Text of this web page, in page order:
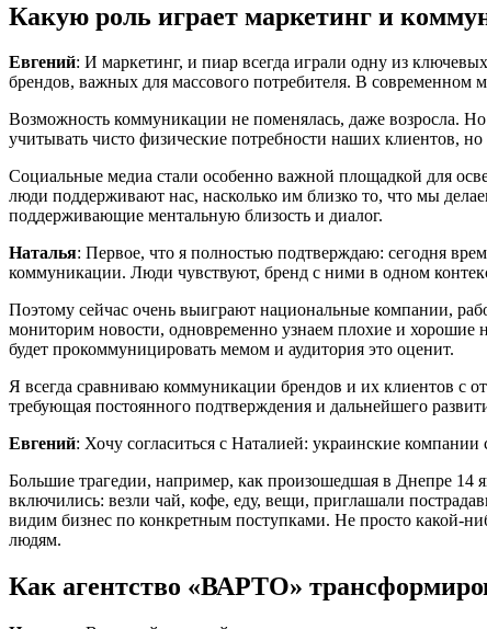
Какую роль играет маркетинг и
Евгений: И маркетинг, и пиар всегда играли одну из
брендов, важных для массового потребителя. В современном
Возможность коммуникации не поменялась, даже возросла.
учитывать чисто физические потребности наших клиентов,
Социальные медиа стали особенно важной площадкой для
люди поддерживают нас, насколько им близко то, что мы
поддерживающие ментальную близость и диалог.
Наталья: Первое, что я полностью подтверждаю: сегодня
коммуникации. Люди чувствуют, бренд с ними в одном
Поэтому сейчас очень выиграют национальные компании,
мониторим новости, одновременно узнаем плохие и хорошие
будет прокоммуницировать мемом и аудитория это оценит.
Я всегда сравниваю коммуникации брендов и их клиентов с
требующая постоянного подтверждения и дальнейшего
Евгений: Хочу согласиться с Наталией: украинские
Большие трагедии, например, как произошедшая в Днепре 14
включились: везли чай, кофе, еду, вещи, приглашали
видим бизнес по конкретным поступками. Не просто какой-
людям.
Как агентство «ВАРТО»